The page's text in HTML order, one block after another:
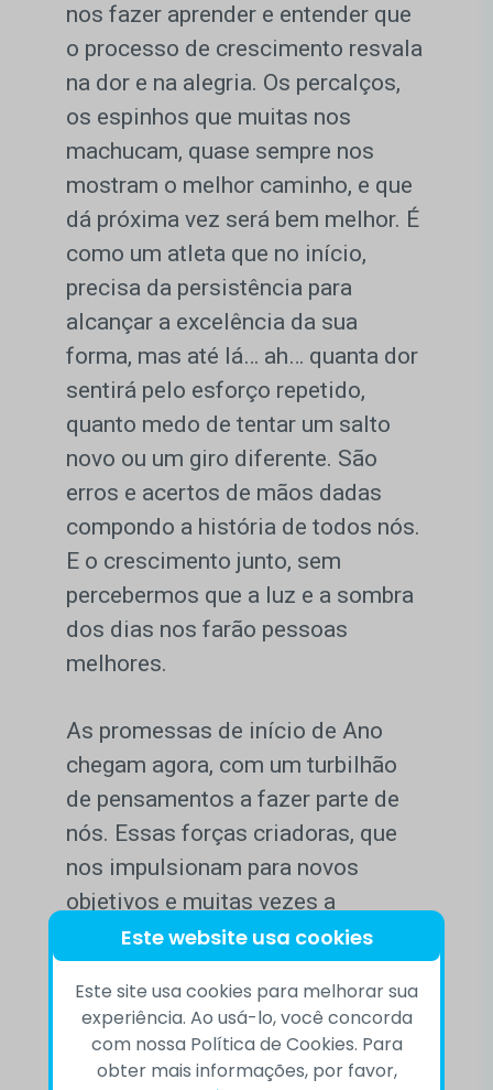
nos fazer aprender e entender que
o processo de crescimento resvala
na dor e na alegria. Os percalços,
os espinhos que muitas nos
machucam, quase sempre nos
mostram o melhor caminho, e que
dá próxima vez será bem melhor. É
como um atleta que no início,
precisa da persistência para
alcançar a excelência da sua
forma, mas até lá… ah… quanta dor
sentirá pelo esforço repetido,
quanto medo de tentar um salto
novo ou um giro diferente. São
erros e acertos de mãos dadas
compondo a história de todos nós.
E o crescimento junto, sem
percebermos que a luz e a sombra
dos dias nos farão pessoas
melhores.
As promessas de início de Ano
chegam agora, com um turbilhão
de pensamentos a fazer parte de
nós. Essas forças criadoras, que
nos impulsionam para novos
objetivos e muitas vezes a
repetição de tantos outros não
alcançados. Reflexões para o ano
que começa, que surge triunfante
como um incentivador do novo e
dos sonhos renovados.
Este website usa cookies
Este site usa cookies para melhorar sua
experiência. Ao usá-lo, você concorda
com nossa Política de Cookies. Para
obter mais informações, por favor,